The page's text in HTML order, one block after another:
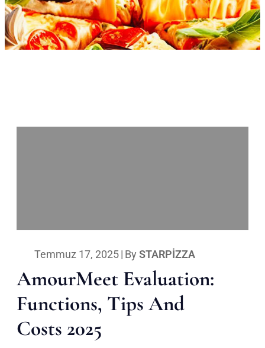
Temmuz 17, 2025| By STARPIZZA
AmourMeet Evaluation:
Functions, Tips And
Costs 2025